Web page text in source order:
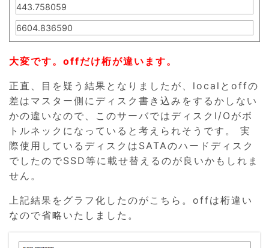
443.758059
6604.836590
大変です。offだけ桁が違います。
正直、目を疑う結果となりましたが、localとoffの
差はマスター側にディスク書き込みをするかしない
かの違いなので、このサーバではディスクI/Oがボ
トルネックになっていると考えられそうです。 実
際使用しているディスクはSATAのハードディスク
でしたのでSSD等に載せ替えるのが良いかもしれま
せん。
上記結果をグラフ化したのがこちら。offは桁違い
なので省略いたしました。